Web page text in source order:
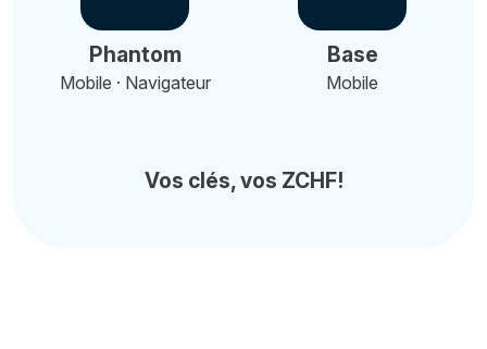
Phantom
Mobile · Navigateur
Base
Mobile
Vos clés, vos ZCHF!